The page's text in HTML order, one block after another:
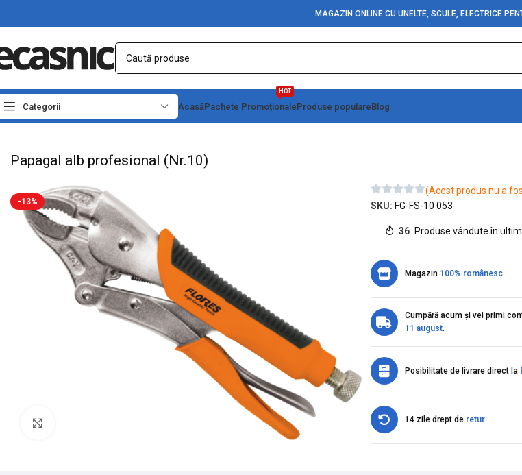
MAGAZIN ONLINE CU UNELTE, SCULE, ELECTRICE
Categorii AcasăPachete Promoționale
HOT
Produse populareBlog
Prima pagină Scule - Unelte Clesti & Patenti
Papagal alb profesional (Nr.10)
-13%
(Acest produs nu a
SKU: FG-FS-10 053
36 Produse vândute în
Magazin 100% românesc.
Cumpără acum și vei primi
11 august.
Posibilitate de livrare direct la
14 zile drept de retur.